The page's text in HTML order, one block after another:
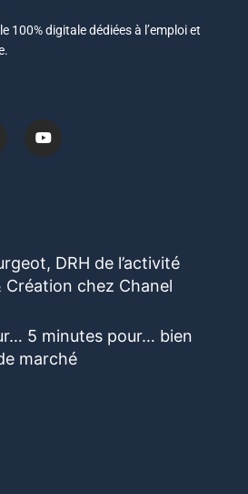
100% digitale dédiées à l’emploi et
DRH de l’activité
Création chez Chanel
5 minutes pour… bien
marché